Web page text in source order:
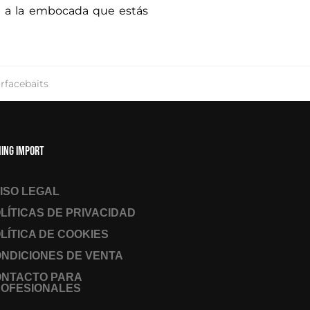
la embocada que estás
Import
LEGAL
DE PRIVACIDAD
DE COOKIES
DE VENTA
PARA